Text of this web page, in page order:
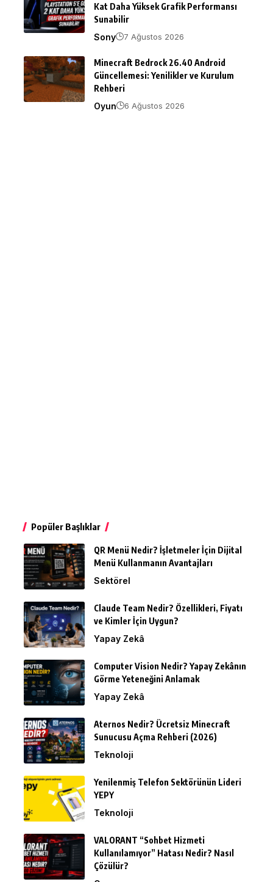
Kat Daha Yüksek Grafik Performansı
Sunabilir
Sony
7 Ağustos 2026
Minecraft Bedrock 26.40 Android
Güncellemesi: Yenilikler ve Kurulum
Rehberi
Oyun
6 Ağustos 2026
Popüler Başlıklar
QR Menü Nedir? İşletmeler İçin Dijital
Menü Kullanmanın Avantajları
Sektörel
Claude Team Nedir? Özellikleri, Fiyatı
ve Kimler İçin Uygun?
Yapay Zekâ
Computer Vision Nedir? Yapay Zekânın
Görme Yeteneğini Anlamak
Yapay Zekâ
Aternos Nedir? Ücretsiz Minecraft
Sunucusu Açma Rehberi (2026)
Teknoloji
Yenilenmiş Telefon Sektörünün Lideri
YEPY
Teknoloji
VALORANT “Sohbet Hizmeti
Kullanılamıyor” Hatası Nedir? Nasıl
Çözülür?